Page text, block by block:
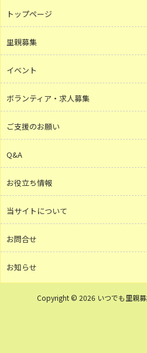
トップページ
里親募集
イベント
ボランティア・求人募集
ご支援のお願い
Q&A
お役立ち情報
当サイトについて
お問合せ
お知らせ
Copyright © 2026 いつでも里親募